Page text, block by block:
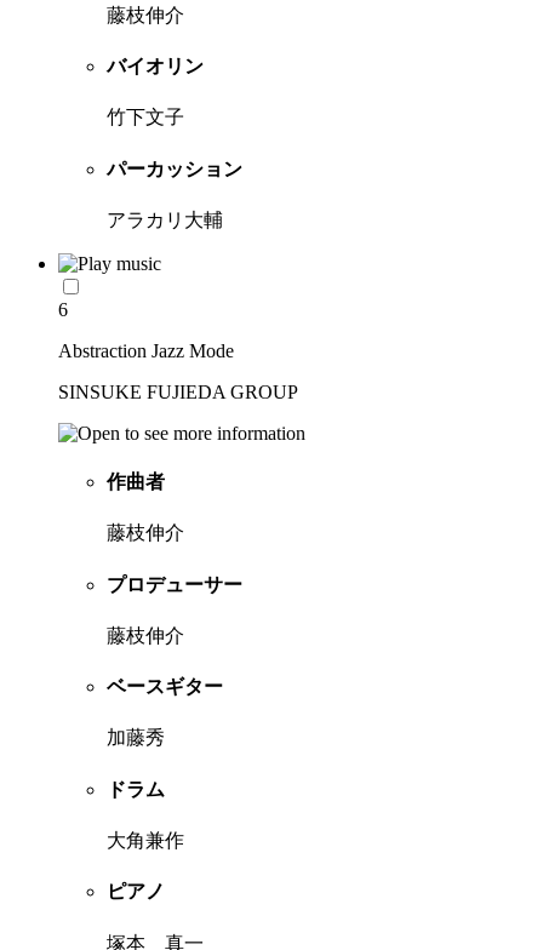
藤枝伸介
バイオリン
竹下文子
パーカッション
アラカリ大輔
6
Abstraction Jazz Mode
SINSUKE FUJIEDA GROUP
作曲者
藤枝伸介
プロデューサー
藤枝伸介
ベースギター
加藤秀
ドラム
大角兼作
ピアノ
塚本 真一